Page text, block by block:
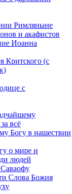
Римляныне
и акафистов
Иоанна
Критского (с
с
всё
Богу в нашествии
о мире и
людей
Слова Божия